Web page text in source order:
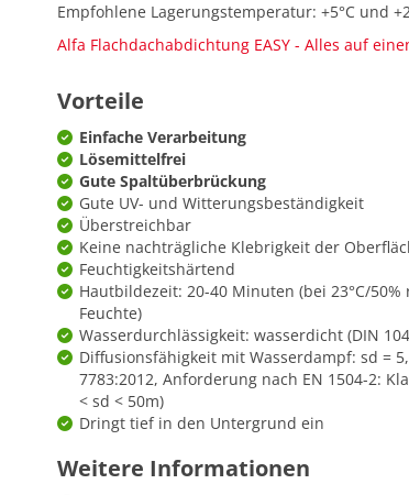
Empfohlene Lagerungstemperatur: +5°C und
Alfa Flachdachabdichtung EASY - Alles auf
Vorteile
Einfache Verarbeitung
Lösemittelfrei
Gute Spaltüberbrückung
Gute UV- und Witterungsbeständigkeit
Überstreichbar
Keine nachträgliche Klebrigkeit der
Feuchtigkeitshärtend
Hautbildezeit: 20-40 Minuten (bei 23°C/50%
Feuchte)
Wasserdurchlässigkeit: wasserdicht (DIN
Diffusionsfähigkeit mit Wasserdampf: sd =
7783:2012, Anforderung nach EN 1504-2:
< sd < 50m)
Dringt tief in den Untergrund ein
Weitere Informationen